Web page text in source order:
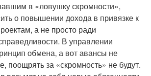
в «ловушку скромности»,
о повышении дохода в привязке к
а не просто ради
В управлении
обмена, а вот авансы не
поощрять за «скромность» не будут.